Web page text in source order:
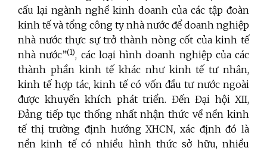
cấu lại ngành nghề kinh doanh của các tập đoàn
kinh tế và tổng công ty nhà nước để doanh nghiệp
nhà nước thực sự trở thành nòng cốt của kinh tế
nhà nước”(1), các loại hình doanh nghiệp của các
thành phần kinh tế khác như kinh tế tư nhân,
kinh tế hợp tác, kinh tế có vốn đầu tư nước ngoài
được khuyến khích phát triển. Đến Đại hội XII,
Đảng tiếp tục thống nhất nhận thức về nền kinh
tế thị trường định hướng XHCN, xác định đó là
nền kinh tế có nhiều hình thức sở hữu, nhiều